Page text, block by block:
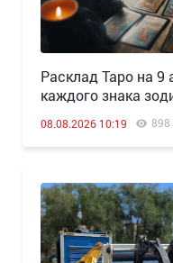
Расклад Таро на 9
каждого знака
08.08.2026 10:19 898